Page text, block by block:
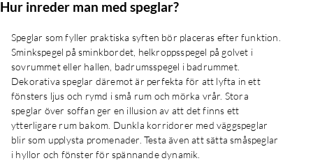
Hur inreder man med speglar?
Speglar som fyller praktiska syften bör placeras efter funktion.
Sminkspegel på sminkbordet, helkroppsspegel på golvet i
sovrummet eller hallen, badrumsspegel i badrummet.
Dekorativa speglar däremot är perfekta för att lyfta in ett
fönsters ljus och rymd i små rum och mörka vrår. Stora
speglar över soffan ger en illusion av att det finns ett
ytterligare rum bakom. Dunkla korridorer med väggspeglar
blir som upplysta promenader. Testa även att sätta småspeglar
i hyllor och fönster för spännande dynamik.